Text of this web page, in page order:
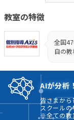
教室の特徴
全国
自の
AIが分析！
皆さまか
スクールの
※全ての教